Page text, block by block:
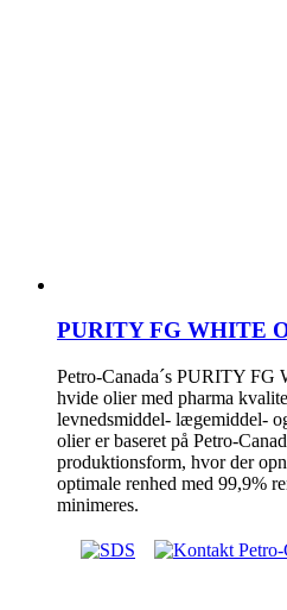
PURITY FG WHITE
Petro-Canada´s PURITY
hvide olier med pharma
levnedsmiddel- lægemiddel-
olier er baseret på Petro-
produktionsform, hvor der
optimale renhed med 99,9%
minimeres.